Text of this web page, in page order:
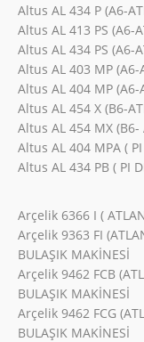
Altus AL 434 P (A6-
Altus AL 413 PS (A6-
Altus AL 434 PS (A6-
Altus AL 403 MP (A6-
Altus AL 404 MP (A6-
Altus AL 454 X (B6-
Altus AL 454 MX (B6-
Altus AL 404 MPA (
Altus AL 434 PB ( PI
Arçelik 6366 I (
Arçelik 9363 FI
BULAŞIK MAKİNESİ
Arçelik 9462 FCB
BULAŞIK MAKİNESİ
Arçelik 9462 FCG
BULAŞIK MAKİNESİ